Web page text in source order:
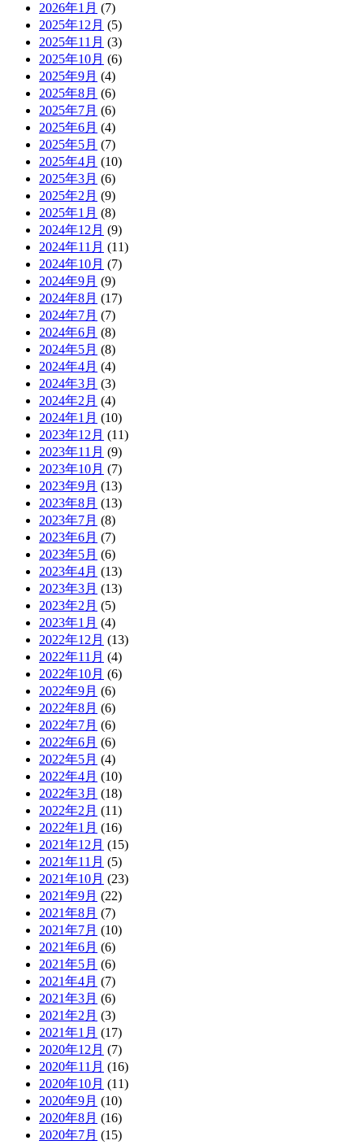
2026年1月 (7)
2025年12月 (5)
2025年11月 (3)
2025年10月 (6)
2025年9月 (4)
2025年8月 (6)
2025年7月 (6)
2025年6月 (4)
2025年5月 (7)
2025年4月 (10)
2025年3月 (6)
2025年2月 (9)
2025年1月 (8)
2024年12月 (9)
2024年11月 (11)
2024年10月 (7)
2024年9月 (9)
2024年8月 (17)
2024年7月 (7)
2024年6月 (8)
2024年5月 (8)
2024年4月 (4)
2024年3月 (3)
2024年2月 (4)
2024年1月 (10)
2023年12月 (11)
2023年11月 (9)
2023年10月 (7)
2023年9月 (13)
2023年8月 (13)
2023年7月 (8)
2023年6月 (7)
2023年5月 (6)
2023年4月 (13)
2023年3月 (13)
2023年2月 (5)
2023年1月 (4)
2022年12月 (13)
2022年11月 (4)
2022年10月 (6)
2022年9月 (6)
2022年8月 (6)
2022年7月 (6)
2022年6月 (6)
2022年5月 (4)
2022年4月 (10)
2022年3月 (18)
2022年2月 (11)
2022年1月 (16)
2021年12月 (15)
2021年11月 (5)
2021年10月 (23)
2021年9月 (22)
2021年8月 (7)
2021年7月 (10)
2021年6月 (6)
2021年5月 (6)
2021年4月 (7)
2021年3月 (6)
2021年2月 (3)
2021年1月 (17)
2020年12月 (7)
2020年11月 (16)
2020年10月 (11)
2020年9月 (10)
2020年8月 (16)
2020年7月 (15)